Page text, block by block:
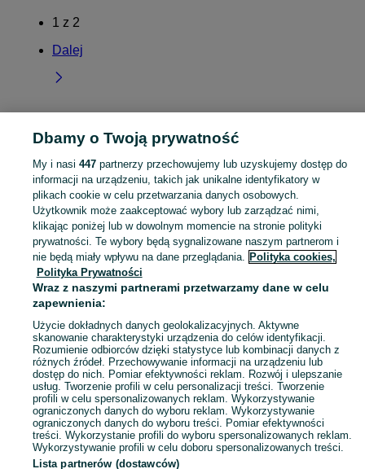
1 z 2
Dalej
Strona główna Moda Pozostałe Pozostałe - Śląskie
KATEGORIA
Zobacz
Mapa kategorii
Mapa miejscowości
Mapa ministron
Popularne wyszukiwania
Dbamy o Twoją prywatność
My i nasi 447partnerzy przechowujemy lub uzyskujemy dostęp do
informacji na urządzeniu, takich jak unikalne identyfikatory w
plikach cookie w celu przetwarzania danych osobowych.
Użytkownik może zaakceptować wybory lub zarządzać nimi,
klikając poniżej lub w dowolnym momencie na stronie polityki
prywatności. Te wybory będą sygnalizowane naszym partnerom i
nie będą miały wpływu na dane przeglądania. Polityka cookies,
Polityka Prywatności
Wraz z naszymi partnerami przetwarzamy dane w celu
zapewnienia:
Użycie dokładnych danych geolokalizacyjnych. Aktywne
skanowanie charakterystyki urządzenia do celów identyfikacji.
Rozumienie odbiorców dzięki statystyce lub kombinacji danych z
różnych źródeł. Przechowywanie informacji na urządzeniu lub
dostęp do nich. Pomiar efektywności reklam. Rozwój i ulepszanie
usług. Tworzenie profili w celu personalizacji treści. Tworzenie
profili w celu spersonalizowanych reklam. Wykorzystywanie
ograniczonych danych do wyboru reklam. Wykorzystywanie
ograniczonych danych do wyboru treści. Pomiar efektywności
treści. Wykorzystanie profili do wyboru spersonalizowanych reklam.
Wykorzystywanie profili w celu doboru spersonalizowanych treści.
Lista partnerów (dostawców)